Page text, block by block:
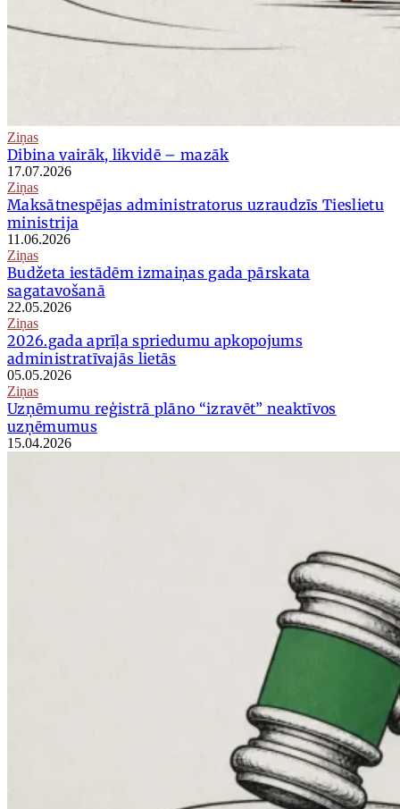
Ziņas
Dibina vairāk, likvidē – mazāk
17.07.2026
Ziņas
Maksātnespējas administratorus uzraudzīs Tieslietu
ministrija
11.06.2026
Ziņas
Budžeta iestādēm izmaiņas gada pārskata
sagatavošanā
22.05.2026
Ziņas
2026.gada aprīļa spriedumu apkopojums
administratīvajās lietās
05.05.2026
Ziņas
Uzņēmumu reģistrā plāno “izravēt” neaktīvos
uzņēmumus
15.04.2026